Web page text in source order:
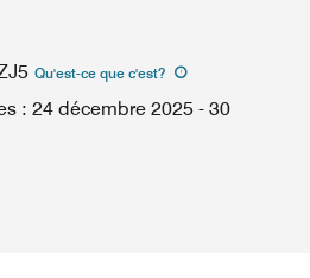
Qu'est-ce que c'est?
: 24 décembre 2025 - 30